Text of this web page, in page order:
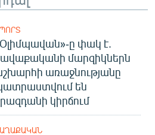
ը փակ է.
մարզիկներն
առաջնությանը
են
կիրճում